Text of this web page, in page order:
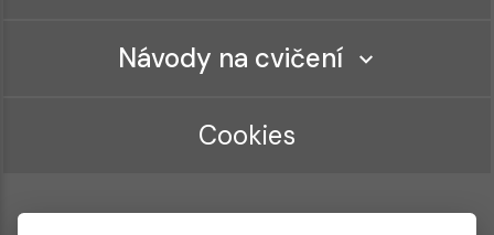
Návody na cvičení
Cookies